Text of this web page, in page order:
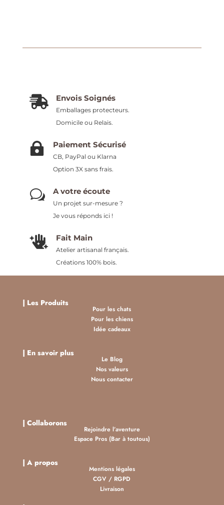
 Envois Soignés
Emballages protecteurs.
Domicile ou Relais.
 Paiement Sécurisé
CB, PayPal ou Klarna
Option 3X sans frais.
w A votre écoute
Un projet sur-mesure ?
Je vous réponds ici !
 Fait Main
Atelier artisanal français.
Créations 100% bois.
| Les Produits
Pour les chats
Pour les chiens
Idée cadeaux
| En savoir plus
Le Blog
Nos valeurs
Nous contacter
| Collaborons
Rejoindre l’aventure
Espace Pros (Bar à toutous)
| A propos
Mentions légales
CGV / RGPD
Livraison